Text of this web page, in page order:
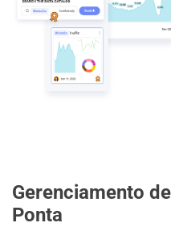
Gerenciamento
Ponta